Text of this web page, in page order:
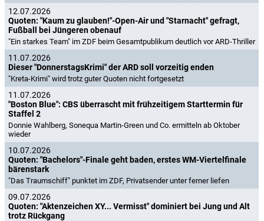
12.07.2026
Quoten: "Kaum zu glauben!"-Open-Air und "Starnacht" gefragt,
Fußball bei Jüngeren obenauf
"Ein starkes Team" im ZDF beim Gesamtpublikum deutlich vor ARD-Thriller
11.07.2026
Dieser "DonnerstagsKrimi" der ARD soll vorzeitig enden
"Kreta-Krimi" wird trotz guter Quoten nicht fortgesetzt
11.07.2026
"Boston Blue": CBS überrascht mit frühzeitigem Starttermin für
Staffel 2
Donnie Wahlberg, Sonequa Martin-Green und Co. ermitteln ab Oktober
wieder
10.07.2026
Quoten: "Bachelors"-Finale geht baden, erstes WM-Viertelfinale
bärenstark
"Das Traumschiff" punktet im ZDF, Privatsender unter ferner liefen
09.07.2026
Quoten: "Aktenzeichen XY... Vermisst" dominiert bei Jung und Alt
trotz Rückgang